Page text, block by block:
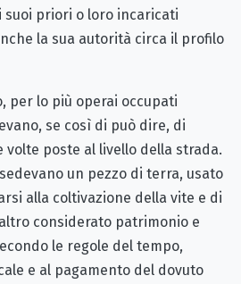
priori o loro incaricati
la sua autorità circa il profilo
per lo più operai occupati
se così di può dire, di
volte poste al livello della strada.
un pezzo di terra, usato
alla coltivazione della vite e di
considerato patrimonio e
le regole del tempo,
e al pagamento del dovuto